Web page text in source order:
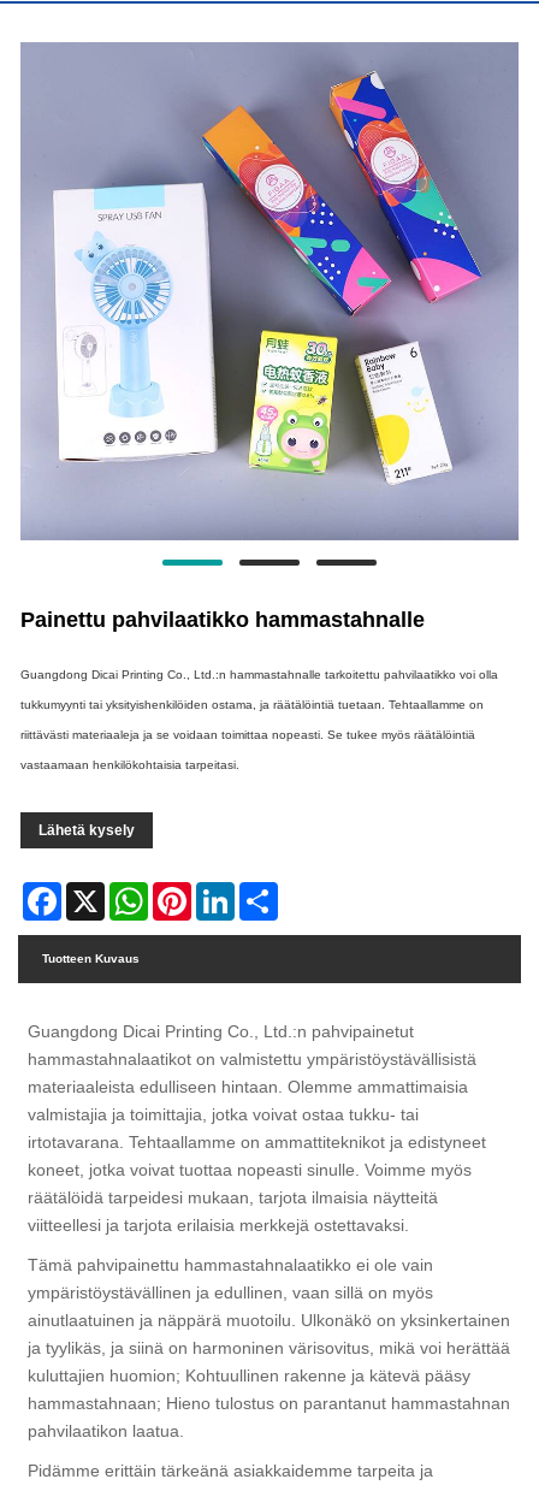
Painettu pahvilaatikko hammastahnalle
Guangdong Dicai Printing Co., Ltd.:n hammastahnalle tarkoitettu pahvilaatikko voi olla
tukkumyynti tai yksityishenkilöiden ostama, ja räätälöintiä tuetaan. Tehtaallamme on
riittävästi materiaaleja ja se voidaan toimittaa nopeasti. Se tukee myös räätälöintiä
vastaamaan henkilökohtaisia ​​tarpeitasi.
Lähetä kysely
Facebook WhatsAppPinterest LinkedIn
Tuotteen Kuvaus
Guangdong Dicai Printing Co., Ltd.:n pahvipainetut
hammastahnalaatikot on valmistettu ympäristöystävällisistä
materiaaleista edulliseen hintaan. Olemme ammattimaisia ​​
valmistajia ja toimittajia, jotka voivat ostaa tukku- tai
irtotavarana. Tehtaallamme on ammattiteknikot ja edistyneet
koneet, jotka voivat tuottaa nopeasti sinulle. Voimme myös
räätälöidä tarpeidesi mukaan, tarjota ilmaisia ​​näytteitä
viitteellesi ja tarjota erilaisia ​​merkkejä ostettavaksi.
Tämä pahvipainettu hammastahnalaatikko ei ole vain
ympäristöystävällinen ja edullinen, vaan sillä on myös
ainutlaatuinen ja näppärä muotoilu. Ulkonäkö on yksinkertainen
ja tyylikäs, ja siinä on harmoninen värisovitus, mikä voi herättää
kuluttajien huomion; Kohtuullinen rakenne ja kätevä pääsy
hammastahnaan; Hieno tulostus on parantanut hammastahnan
pahvilaatikon laatua.
Pidämme erittäin tärkeänä asiakkaidemme tarpeita ja